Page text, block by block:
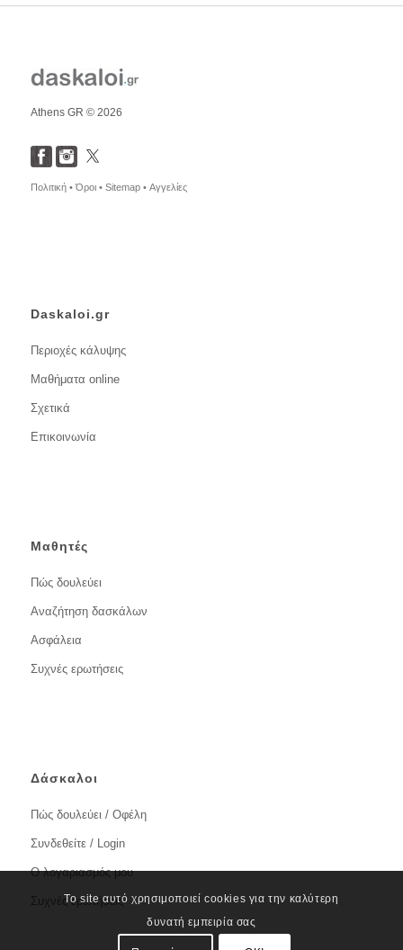
Athens GR © 2026
Πολιτική •Όροι • Sitemap • Αγγελίες
Daskaloi.gr
Περιοχές κάλυψης
Μαθήματα online
Σχετικά
Επικοινωνία
Μαθητές
Πώς δουλεύει
Αναζήτηση δασκάλων
Ασφάλεια
Συχνές ερωτήσεις
Δάσκαλοι
Πώς δουλεύει / Οφέλη
Συνδεθείτε / Login
Ο λογαριασμός μου
Συχνές ερωτήσεις
Το site αυτό χρησιμοποιεί cookies για την καλύτερη
δυνατή εμπειρία σας